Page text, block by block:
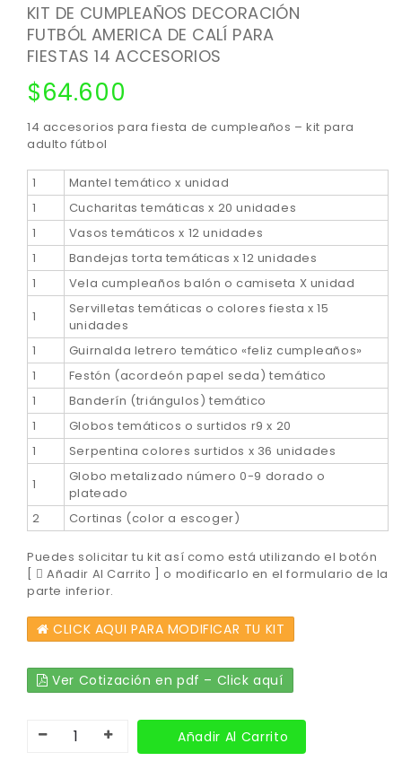
KIT DE CUMPLEAÑOS DECORACIÓN
FUTBÓL AMERICA DE CALÍ PARA
FIESTAS 14 ACCESORIOS
$64.600
14 accesorios para fiesta de cumpleaños – kit para
adulto fútbol
1
Mantel temático x unidad
1
Cucharitas temáticas x 20 unidades
1
Vasos temáticos x 12 unidades
1
Bandejas torta temáticas x 12 unidades
1
Vela cumpleaños balón o camiseta X unidad
1
Servilletas temáticas o colores fiesta x 15
unidades
1
Guirnalda letrero temático «feliz cumpleaños»
1
Festón (acordeón papel seda) temático
1
Banderín (triángulos) temático
1
Globos temáticos o surtidos r9 x 20
1
Serpentina colores surtidos x 36 unidades
1
Globo metalizado número 0-9 dorado o
plateado
2
Cortinas (color a escoger)
Puedes solicitar tu kit así como está utilizando el botón
[
Añadir Al Carrito ] o modificarlo en el formulario de la
parte inferior.
CLICK AQUI PARA MODIFICAR TU KIT
Ver Cotización en pdf – Click aquí
Añadir Al Carrito